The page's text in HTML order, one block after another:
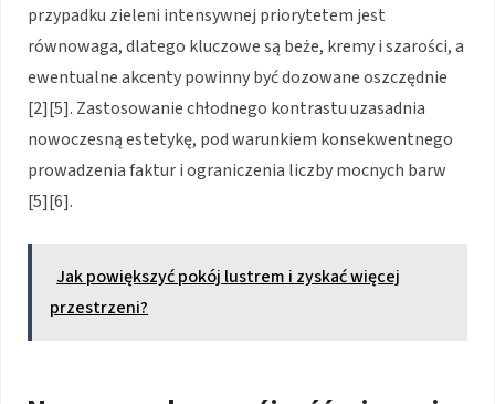
przypadku zieleni intensywnej priorytetem jest
równowaga, dlatego kluczowe są beże, kremy i szarości, a
ewentualne akcenty powinny być dozowane oszczędnie
[2][5]. Zastosowanie chłodnego kontrastu uzasadnia
nowoczesną estetykę, pod warunkiem konsekwentnego
prowadzenia faktur i ograniczenia liczby mocnych barw
[5][6].
Jak powiększyć pokój lustrem i zyskać więcej
przestrzeni?